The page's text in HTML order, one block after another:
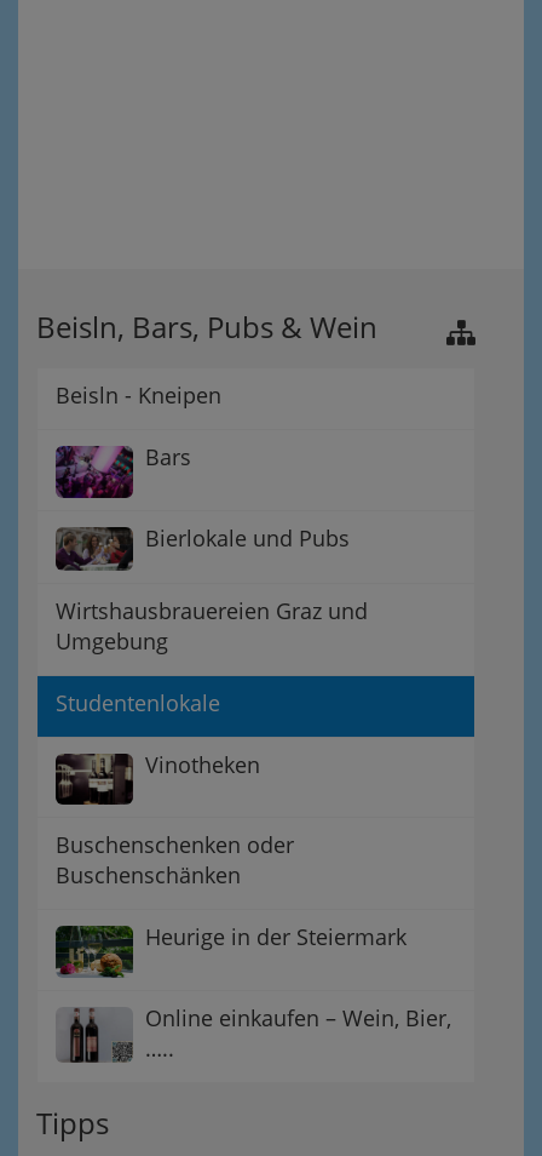
Beisln, Bars, Pubs & Wein
Beisln - Kneipen
Bars
Bierlokale und Pubs
Wirtshausbrauereien Graz und
Umgebung
Studentenlokale
Vinotheken
Buschenschenken oder
Buschenschänken
Heurige in der Steiermark
Online einkaufen – Wein, Bier,
…..
Tipps